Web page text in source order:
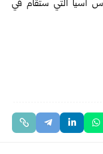
آسيا التي ستقام في